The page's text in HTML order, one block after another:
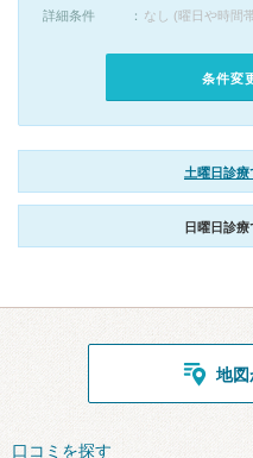
詳細条件
なし (曜日や時間
条件変
土曜日診
日曜日診
地図
口コミを探す